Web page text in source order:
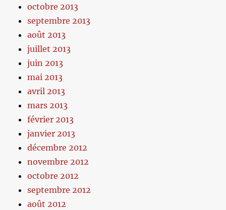
octobre 2013
septembre 2013
août 2013
juillet 2013
juin 2013
mai 2013
avril 2013
mars 2013
février 2013
janvier 2013
décembre 2012
novembre 2012
octobre 2012
septembre 2012
août 2012